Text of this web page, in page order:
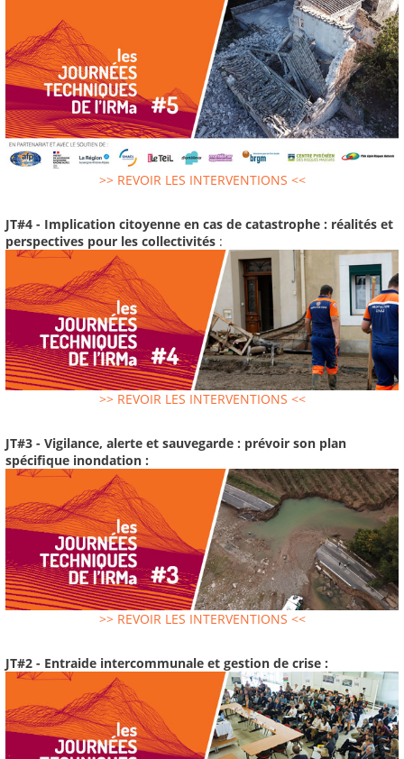
>> REVOIR LES INTERVENTIONS <<
JT#4 - Implication citoyenne en cas de catastrophe : réalités et
perspectives pour les collectivités :
>> REVOIR LES INTERVENTIONS <<
JT#3 - Vigilance, alerte et sauvegarde : prévoir son plan
spécifique inondation :
>> REVOIR LES INTERVENTIONS <<
JT#2 - Entraide intercommunale et gestion de crise :